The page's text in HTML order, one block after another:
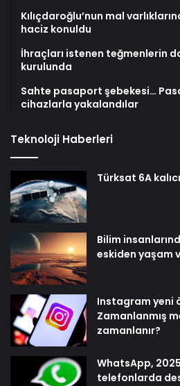
Kılıçdaroğlu’nun mal
haciz konuldu
İhraçları istenen teğmenlerin
kurulunda
Sahte pasaport şebekesi…
cihazlarla yakalandılar
Teknoloji Haberleri
Türksat 6A
Bilim
eskiden yaşam
Instagram yeni
Zamanlanmış
zamanlanır?
WhatsApp,
telefonlarda